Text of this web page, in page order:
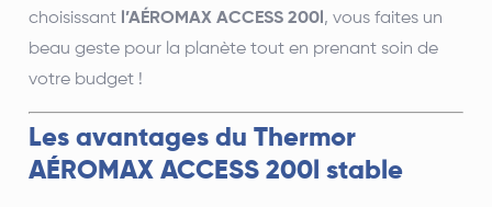
choisissant l’AÉROMAX ACCESS 200l , vous faites un
beau geste pour la planète tout en prenant soin de
votre budget !
Les avantages du Thermor
AÉROMAX ACCESS 200l stable